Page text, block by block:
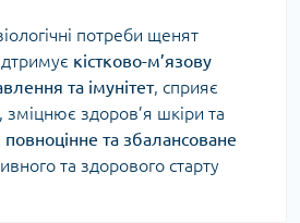
потреби щенят
кістково-м’язову
та імунітет, сприяє
здоров’я шкіри та
повноцінне та збалансоване
та здорового старту